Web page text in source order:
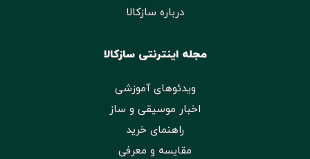
درباره سازکالا
مجله اینترنتی سازکالا
ویدئوهای آموزشی
اخبار موسیقی و ساز
راهنمای خرید
مقایسه و معرفی